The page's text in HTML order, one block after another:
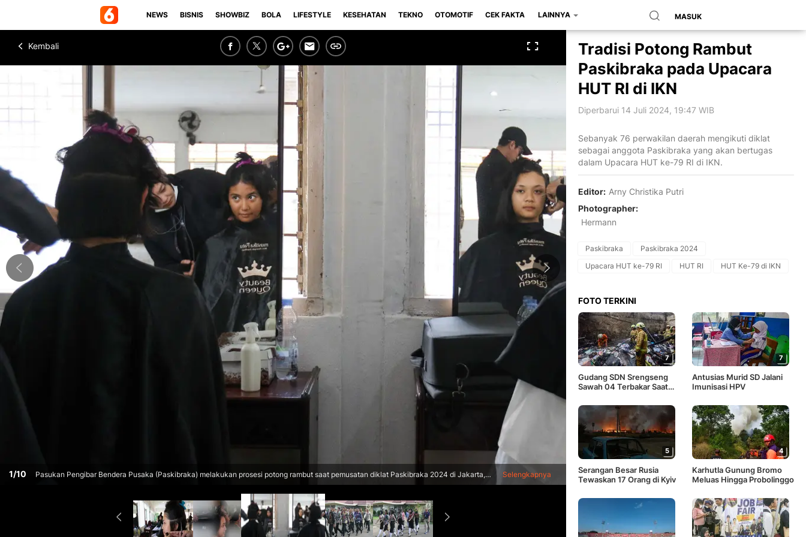
NEWS BISNIS SHOWBIZ BOLA LIFESTYLE KESEHATAN TEKNO OTOMOTIF CEK FAKTA LAINNYA MASUK
1/10
Pasukan Pengibar Bendera Pusaka (Paskibraka) melakukan prosesi potong rambut saat pemusatan diklat Paskibraka 2024 di Jakarta,
Selengkapnya
/
Para calon anggota Pasukan Pengibar Bendera Pusaka
Jakarta, Minggu (14/7/2024). (Liputan6.com/Herman
Tradisi Potong Rambut
Paskibraka pada Upacara
HUT RI di IKN
Diperbarui 14 Juli 2024, 19:47 WIB
Sebanyak 76 perwakilan daerah mengikuti diklat
sebagai anggota Paskibraka yang akan bertugas
dalam Upacara HUT ke-79 RI di IKN.
Editor: Arny Christika Putri
Photographer:
Hermann
Paskibraka
Paskibraka 2024
Upacara HUT ke-79 RI
HUT RI HUT Ke-79 di IKN
FOTO TERKINI
7
Gudang SDN Srengseng
Sawah 04 Terbakar Saat
7
Antusias Murid SD Jalani
Imunisasi HPV
5
Serangan Besar Rusia
Tewaskan 17 Orang di Kyiv
4
Karhutla Gunung Bromo
Meluas Hingga Probolinggo